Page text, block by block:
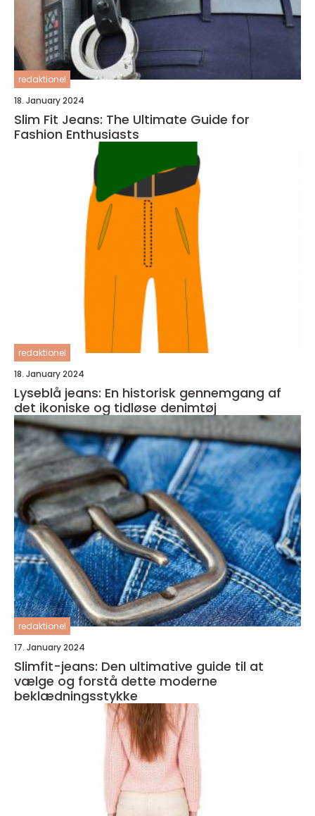
redaktionel
18. January 2024
Slim Fit Jeans: The Ultimate Guide for
Fashion Enthusiasts
redaktionel
18. January 2024
Lyseblå jeans: En historisk gennemgang af
det ikoniske og tidløse denimtøj
redaktionel
17. January 2024
Slimfit-jeans: Den ultimative guide til at
vælge og forstå dette moderne
beklædningsstykke